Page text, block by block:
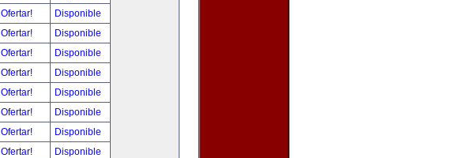
Ofertar!
Disponible
Ofertar!
Disponible
Ofertar!
Disponible
Ofertar!
Disponible
Ofertar!
Disponible
Ofertar!
Disponible
Ofertar!
Disponible
Ofertar!
Disponible